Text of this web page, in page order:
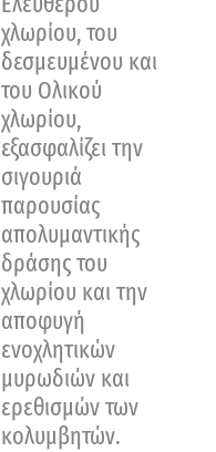
χλωρίου, του
δεσμευμένου και
του Ολικού
χλωρίου,
εξασφαλίζει την
σιγουριά
παρουσίας
απολυμαντικής
δράσης του
χλωρίου και την
αποφυγή
ενοχλητικών
μυρωδιών και
ερεθισμών των
κολυμβητών.